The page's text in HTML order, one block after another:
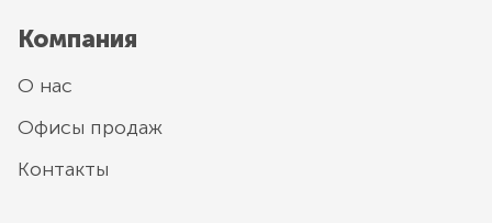
Компания
О нас
Офисы продаж
Контакты